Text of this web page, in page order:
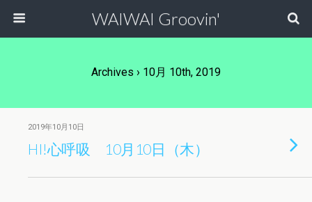
WAIWAI Groovin'
Archives › 10月 10th, 2019
2019年10月10日
HI!心呼吸 10月10日（木）